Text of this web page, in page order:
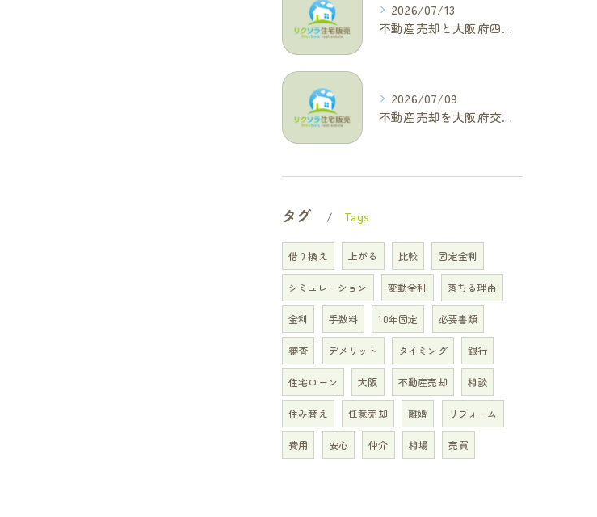
2026/07/13
不動産売却と大阪府四條畷市で利益最大化を叶えるコラム特集
2026/07/09
不動産売却を大阪府交野市で成功に導く三大タブー回避と高価格査定の極意
タグ Tags
借り換え 上がる 比較 固定金利
シミュレーション 変動金利 落ちる理由
金利 手数料 10年固定 必要書類
審査 デメリット タイミング 銀行
住宅ローン 大阪 不動産売却 相談
住み替え 任意売却 離婚 リフォーム
費用 安心 仲介 相場 売買